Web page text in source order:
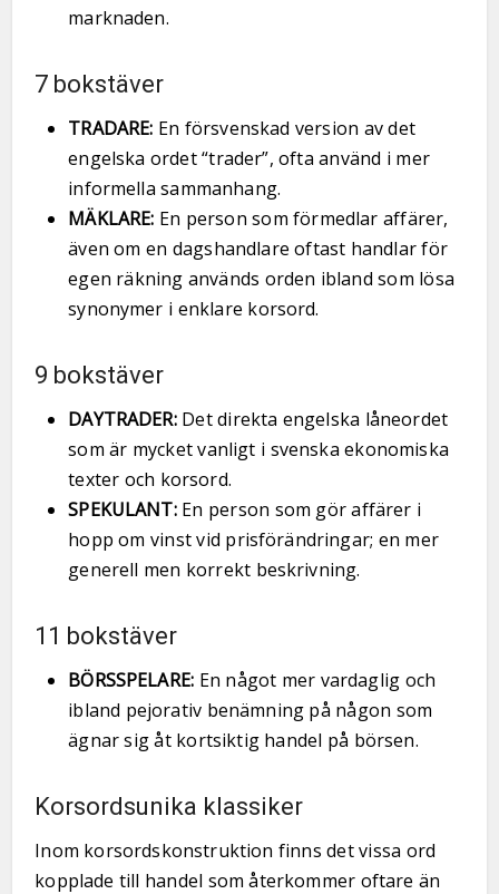
marknaden.
7 bokstäver
TRADARE: En försvenskad version av det
engelska ordet “trader”, ofta använd i mer
informella sammanhang.
MÄKLARE: En person som förmedlar affärer,
även om en dagshandlare oftast handlar för
egen räkning används orden ibland som lösa
synonymer i enklare korsord.
9 bokstäver
DAYTRADER:Det direkta engelska låneordet
som är mycket vanligt i svenska ekonomiska
texter och korsord.
SPEKULANT:En person som gör affärer i
hopp om vinst vid prisförändringar; en mer
generell men korrekt beskrivning.
11 bokstäver
BÖRSSPELARE: En något mer vardaglig och
ibland pejorativ benämning på någon som
ägnar sig åt kortsiktig handel på börsen.
Korsordsunika klassiker
Inom korsordskonstruktion finns det vissa ord
kopplade till handel som återkommer oftare än